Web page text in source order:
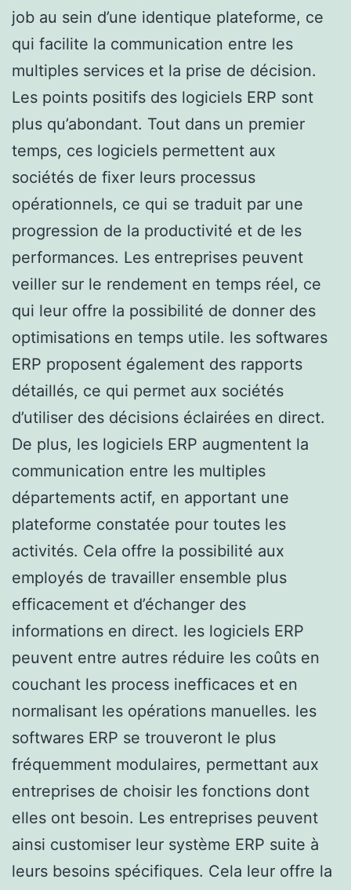
job au sein d’une identique plateforme, ce
qui facilite la communication entre les
multiples services et la prise de décision.
Les points positifs des logiciels ERP sont
plus qu’abondant. Tout dans un premier
temps, ces logiciels permettent aux
sociétés de fixer leurs processus
opérationnels, ce qui se traduit par une
progression de la productivité et de les
performances. Les entreprises peuvent
veiller sur le rendement en temps réel, ce
qui leur offre la possibilité de donner des
optimisations en temps utile. les softwares
ERP proposent également des rapports
détaillés, ce qui permet aux sociétés
d’utiliser des décisions éclairées en direct.
De plus, les logiciels ERP augmentent la
communication entre les multiples
départements actif, en apportant une
plateforme constatée pour toutes les
activités. Cela offre la possibilité aux
employés de travailler ensemble plus
efficacement et d’échanger des
informations en direct. les logiciels ERP
peuvent entre autres réduire les coûts en
couchant les process inefficaces et en
normalisant les opérations manuelles. les
softwares ERP se trouveront le plus
fréquemment modulaires, permettant aux
entreprises de choisir les fonctions dont
elles ont besoin. Les entreprises peuvent
ainsi customiser leur système ERP suite à
leurs besoins spécifiques. Cela leur offre la